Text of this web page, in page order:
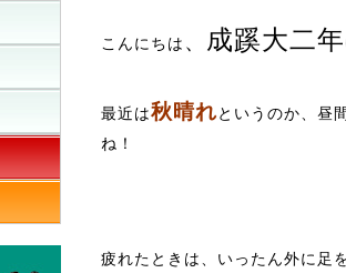
こんにちは 、 成蹊大二
最近は秋晴れというのか、昼
ね！
疲れたときは、いったん外に足